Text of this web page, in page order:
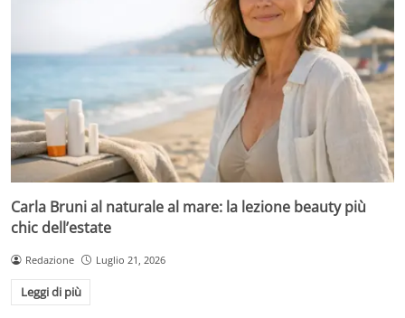
Carla Bruni al naturale al mare: la lezione beauty più
chic dell’estate
Redazione Luglio 21, 2026
Leggi di più